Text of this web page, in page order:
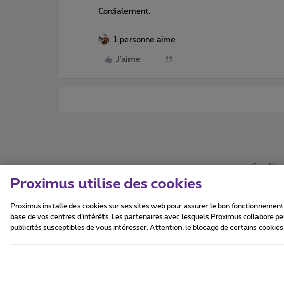
Cordialement,
1 personne aime
J'aime
Tous droits réservés. ©2026Proximus
Proximus utilise des cookies
Proximus installe des cookies sur ses sites web pour assurer le bon
base de vos centres d’intérêts. Les partenaires avec lesquels Proximus collabore
publicités susceptibles de vous intéresser. Attention, le blocage de certains